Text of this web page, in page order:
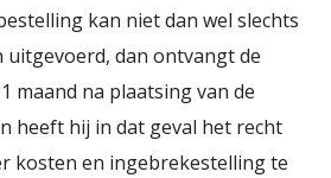
kan niet dan wel slechts
uitgevoerd, dan ontvangt de
maand na plaatsing van de
heeft hij in dat geval het recht
kosten en ingebrekestelling te